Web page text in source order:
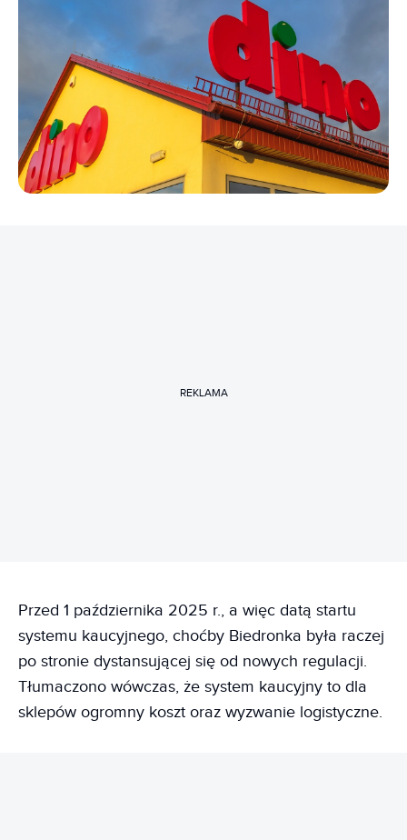
REKLAMA
Przed 1 października 2025 r., a więc datą startu
systemu kaucyjnego, choćby Biedronka była raczej
po stronie dystansującej się od nowych regulacji.
Tłumaczono wówczas, że system kaucyjny to dla
sklepów ogromny koszt oraz wyzwanie logistyczne.